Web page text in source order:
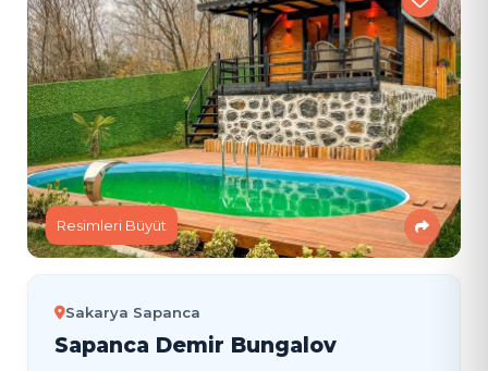
Resimleri Büyüt
Sakarya Sapanca
Sapanca Demir Bungalov